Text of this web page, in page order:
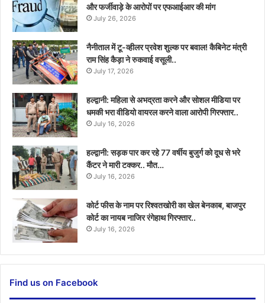
और फर्जीवाड़े के आरोपों पर एफआईआर की मांग
July 26, 2026
नैनीताल में टू-व्हीलर प्रवेश शुल्क पर बवाल! कैबिनेट मंत्री
राम सिंह कैड़ा ने रुकवाई वसूली..
July 17, 2026
हल्द्वानी: महिला से अभद्रता करने और सोशल मीडिया पर
धमकी भरा वीडियो वायरल करने वाला आरोपी गिरफ्तार..
July 16, 2026
हल्द्वानी: सड़क पार कर रहे 77 वर्षीय बुजुर्ग को दूध से भरे
कैंटर ने मारी टक्कर.. मौत…
July 16, 2026
कोर्ट फीस के नाम पर रिश्वतखोरी का खेल बेनकाब, बाजपुर
कोर्ट का नायब नाजिर रंगेहाथ गिरफ्तार..
July 16, 2026
Find us on Facebook